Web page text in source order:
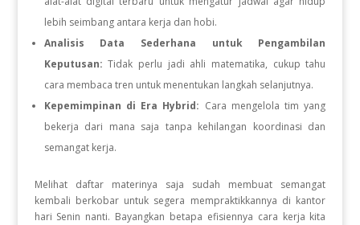
lebih seimbang antara kerja dan hobi.
Analisis Data Sederhana untuk Pengambilan
Keputusan: Tidak perlu jadi ahli matematika, cukup tahu
cara membaca tren untuk menentukan langkah selanjutnya.
Kepemimpinan di Era Hybrid: Cara mengelola tim yang
bekerja dari mana saja tanpa kehilangan koordinasi dan
semangat kerja.
Melihat daftar materinya saja sudah membuat semangat
kembali berkobar untuk segera mempraktikkannya di kantor
hari Senin nanti. Bayangkan betapa efisiennya cara kerja kita